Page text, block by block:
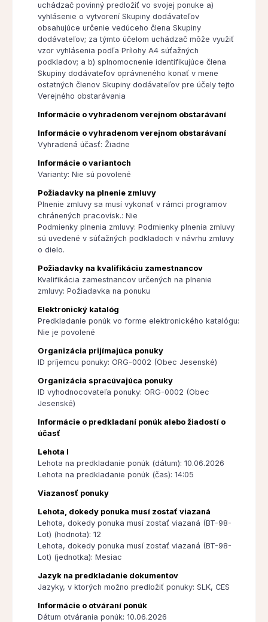
uchádzač povinný predložiť vo svojej ponuke a)
vyhlásenie o vytvorení Skupiny dodávateľov
obsahujúce určenie vedúceho člena Skupiny
dodávateľov; za týmto účelom uchádzač môže využiť
vzor vyhlásenia podľa Prílohy A4 súťažných
podkladov; a b) splnomocnenie identifikujúce člena
Skupiny dodávateľov oprávneného konať v mene
ostatných členov Skupiny dodávateľov pre účely tejto
Verejného obstarávania
Informácie o vyhradenom verejnom obstarávaní
Informácie o vyhradenom verejnom obstarávaní
Vyhradená účasť: Žiadne
Informácie o variantoch
Varianty: Nie sú povolené
Požiadavky na plnenie zmluvy
Plnenie zmluvy sa musí vykonať v rámci programov
chránených pracovísk.: Nie
Podmienky plnenia zmluvy: Podmienky plnenia zmluvy
sú uvedené v súťažných podkladoch v návrhu zmluvy
o dielo.
Požiadavky na kvalifikáciu zamestnancov
Kvalifikácia zamestnancov určených na plnenie
zmluvy: Požiadavka na ponuku
Elektronický katalóg
Predkladanie ponúk vo forme elektronického katalógu:
Nie je povolené
Organizácia prijímajúca ponuky
ID príjemcu ponuky: ORG-0002 (Obec Jesenské)
Organizácia spracúvajúca ponuky
ID vyhodnocovateľa ponuky: ORG-0002 (Obec
Jesenské)
Informácie o predkladaní ponúk alebo žiadostí o
účasť
Lehota I
Lehota na predkladanie ponúk (dátum): 10.06.2026
Lehota na predkladanie ponúk (čas): 14:05
Viazanosť ponuky
Lehota, dokedy ponuka musí zostať viazaná
Lehota, dokedy ponuka musí zostať viazaná (BT-98-
Lot) (hodnota): 12
Lehota, dokedy ponuka musí zostať viazaná (BT-98-
Lot) (jednotka): Mesiac
Jazyk na predkladanie dokumentov
Jazyky, v ktorých možno predložiť ponuky: SLK, CES
Informácie o otváraní ponúk
Dátum otvárania ponúk: 10.06.2026